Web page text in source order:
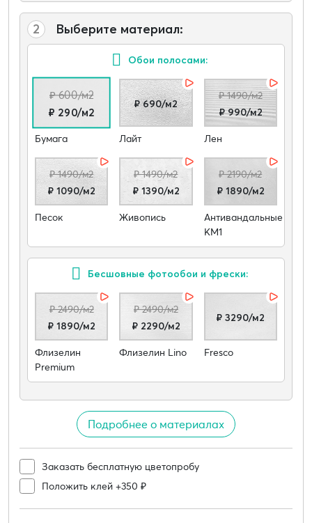
2 Выберите материал:
Обои полосами:
₽ 600/м2
₽ 290/м2
Бумага
₽ 690/м2
Лайт
₽ 1490/м2
₽ 990/м2
Лен
₽ 1490/м2
₽ 1090/м2
Песок
₽ 1490/м2
₽ 1390/м2
Живопись
₽ 2190/м2
₽ 1890/м2
Антивандальные
КМ1
Бесшовные фотообои и фрески:
₽ 2490/м2
₽ 1890/м2
Флизелин
Premium
₽ 2490/м2
₽ 2290/м2
Флизелин Lino
₽ 3290/м2
Fresco
Подробнее о материалах
Заказать бесплатную цветопробу
Положить клей +350 ₽